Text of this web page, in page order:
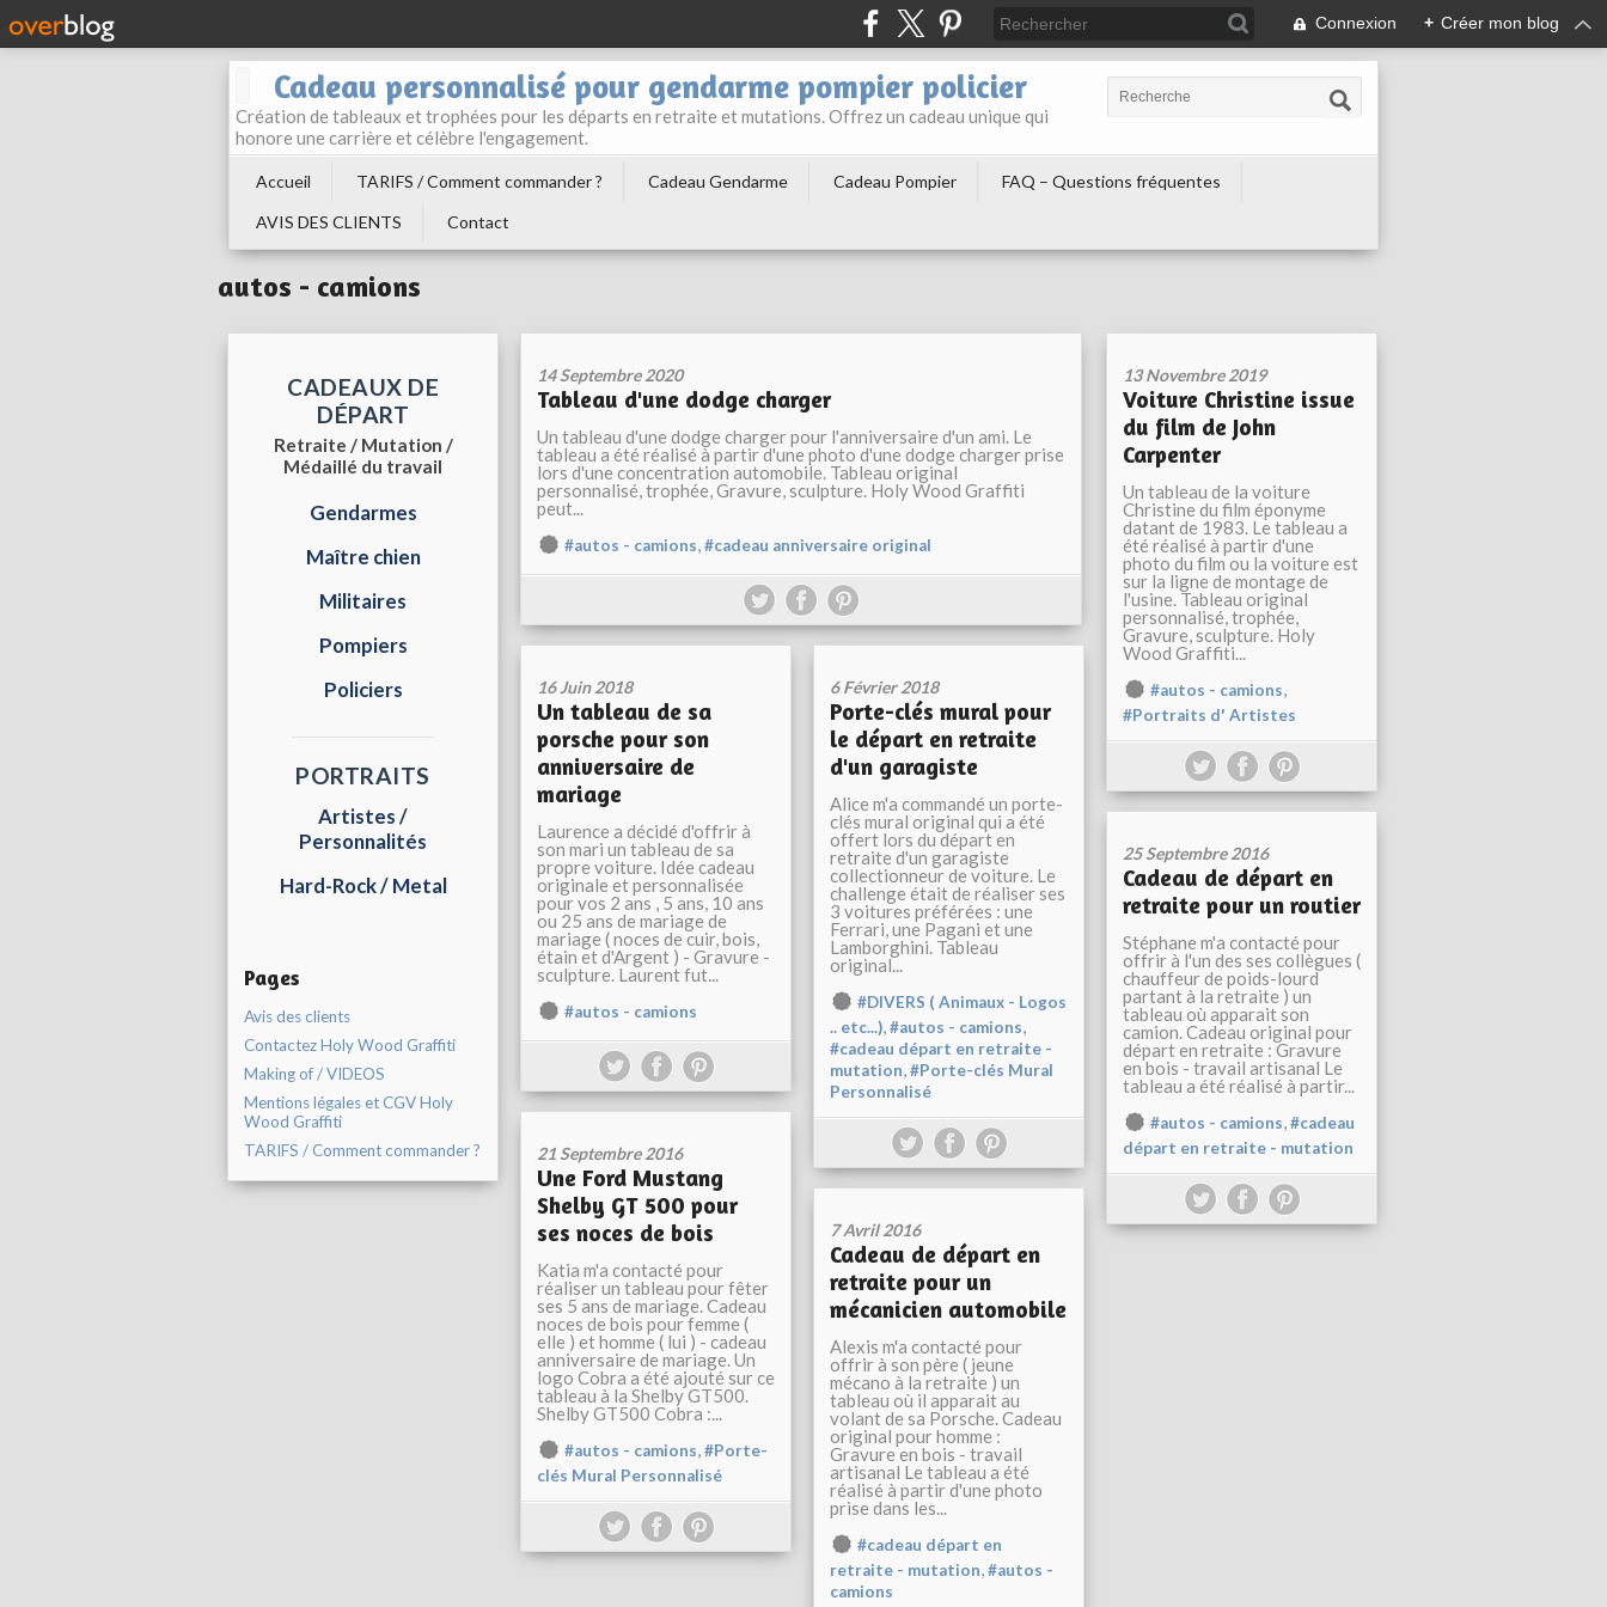
Connexion + Créer mon blog
Cadeau personnalisé pour gendarme pompier policier
Création de tableaux et trophées pour les départs en retraite et mutations. Offrez un cadeau unique qui
honore une carrière et célèbre l'engagement.
Accueil TARIFS / Comment commander ? Cadeau Gendarme Cadeau Pompier
FAQ – Questions fréquentes
AVIS DES CLIENTS
Contact
autos - camions
CADEAUX DE
DÉPART
Retraite / Mutation /
Médaillé du travail
Gendarmes
Maître chien
Militaires
Pompiers
Policiers
PORTRAITS
Artistes /
Personnalités
Hard-Rock / Metal
Pages
Avis des clients
Contactez Holy Wood Graffiti
Making of / VIDEOS
Mentions légales et CGV Holy
Wood Graffiti
TARIFS / Comment commander ?
14 Septembre 2020
Tableau d'une dodge charger
Un tableau d'une dodge charger pour l'anniversaire d'un ami. Le
tableau a été réalisé à partir d'une photo d'une dodge charger prise
lors d'une concentration automobile. Tableau original
personnalisé, trophée, Gravure, sculpture. Holy Wood Graffiti
peut...
#autos - camions,#cadeau anniversaire original
13 Novembre 2019
Voiture Christine issue
du film de John
Carpenter
Un tableau de la voiture
Christine du film éponyme
datant de 1983. Le tableau a
été réalisé à partir d'une
photo du film ou la voiture est
sur la ligne de montage de
l'usine. Tableau original
personnalisé, trophée,
Gravure, sculpture. Holy
Wood Graffiti...
#autos - camions,
#Portraits d' Artistes
16 Juin 2018
Un tableau de sa
porsche pour son
anniversaire de
mariage
Laurence a décidé d'offrir à
son mari un tableau de sa
propre voiture. Idée cadeau
originale et personnalisée
pour vos 2 ans , 5 ans, 10 ans
ou 25 ans de mariage de
mariage ( noces de cuir, bois,
étain et d'Argent ) - Gravure -
sculpture. Laurent fut...
#autos - camions
6 Février 2018
Porte-clés mural pour
le départ en retraite
d'un garagiste
Alice m'a commandé un porte-
clés mural original qui a été
offert lors du départ en
retraite d'un garagiste
collectionneur de voiture. Le
challenge était de réaliser ses
3 voitures préférées : une
Ferrari, une Pagani et une
Lamborghini. Tableau
original...
#DIVERS ( Animaux - Logos
.. etc...),#autos - camions,
#cadeau départ en retraite -
mutation,#Porte-clés Mural
Personnalisé
25 Septembre 2016
Cadeau de départ en
retraite pour un routier
Stéphane m'a contacté pour
offrir à l'un des ses collègues (
chauffeur de poids-lourd
partant à la retraite ) un
tableau où apparait son
camion. Cadeau original pour
départ en retraite : Gravure
en bois - travail artisanal Le
tableau a été réalisé à partir...
#autos - camions,#cadeau
départ en retraite - mutation
21 Septembre 2016
Une Ford Mustang
Shelby GT 500 pour
ses noces de bois
Katia m'a contacté pour
réaliser un tableau pour fêter
ses 5 ans de mariage. Cadeau
noces de bois pour femme (
elle ) et homme ( lui ) - cadeau
anniversaire de mariage. Un
logo Cobra a été ajouté sur ce
tableau à la Shelby GT500.
Shelby GT500 Cobra :...
#autos - camions,#Porte-
clés Mural Personnalisé
7 Avril 2016
Cadeau de départ en
retraite pour un
mécanicien automobile
Alexis m'a contacté pour
offrir à son père ( jeune
mécano à la retraite ) un
tableau où il apparait au
volant de sa Porsche. Cadeau
original pour homme :
Gravure en bois - travail
artisanal Le tableau a été
réalisé à partir d'une photo
prise dans les...
#cadeau départ en
retraite - mutation,#autos -
camions